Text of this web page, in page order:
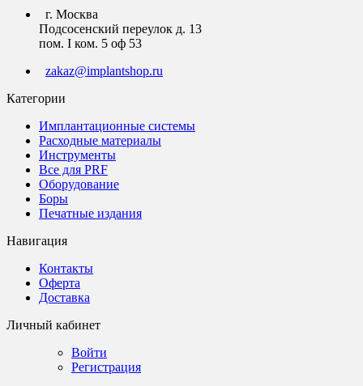
г. Москва
Подсосенский переулок д. 13
пом. I ком. 5 оф 53
zakaz@implantshop.ru
Категории
Имплантационные системы
Расходные материалы
Инструменты
Все для PRF
Оборудование
Боры
Печатные издания
Навигация
Контакты
Оферта
Доставка
Личный кабинет
Войти
Регистрация